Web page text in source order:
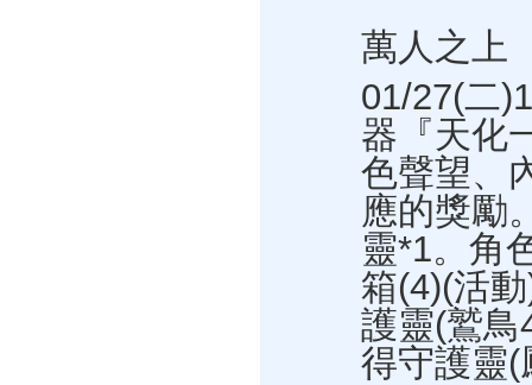
萬人之上
01/27(二
器『天化
色聲望、
應的獎勵
靈*1。角
箱(4)(活
護靈(鷲鳥
得守護靈(